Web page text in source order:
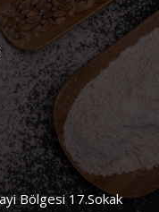
Bölgesi 17.Sokak